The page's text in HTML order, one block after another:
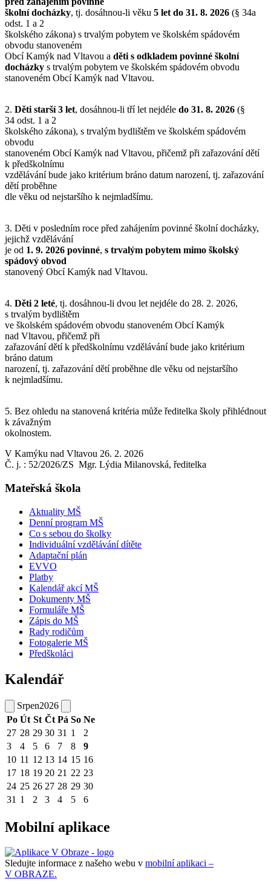
školní docházky, tj. dosáhnou-li věku 5 let do 31. 8. 2026 (§ 34a
odst. 1 a 2
školského zákona) s trvalým pobytem ve školském spádovém
obvodu stanoveném
Obcí Kamýk nad Vltavou a děti s odkladem povinné školní
docházky s trvalým pobytem ve školském spádovém obvodu
stanoveném Obcí Kamýk nad Vltavou.
2. Děti starší 3 let, dosáhnou-li tří let nejdéle do 31. 8. 2026 (§
34 odst. 1 a 2
školského zákona), s trvalým bydlištěm ve školském spádovém
obvodu
stanoveném Obcí Kamýk nad Vltavou, přičemž při zařazování dětí
k předškolnímu
vzdělávání bude jako kritérium bráno datum narození, tj. zařazování
dětí proběhne
dle věku od nejstaršího k nejmladšímu.
3. Děti v posledním roce před zahájením povinné školní docházky,
jejichž vzdělávání
je od 1. 9. 2026 povinné, s trvalým pobytem mimo školský
spádový obvod
stanovený Obcí Kamýk nad Vltavou.
4. Děti 2 leté, tj. dosáhnou-li dvou let nejdéle do 28. 2. 2026,
s trvalým bydlištěm
ve školském spádovém obvodu stanoveném Obcí Kamýk
nad Vltavou, přičemž při
zařazování dětí k předškolnímu vzdělávání bude jako kritérium
bráno datum
narození, tj. zařazování dětí proběhne dle věku od nejstaršího
k nejmladšímu.
5. Bez ohledu na stanovená kritéria může ředitelka školy přihlédnout
k závažným
okolnostem.
V Kamýku nad Vltavou 26. 2. 2026
Č. j. : 52/2026/ZS Mgr. Lýdia Milanovská, ředitelka
Mateřská škola
Aktuality MŠ
Denní program MŠ
Co s sebou do školky
Individuální vzdělávání dítěte
Adaptační plán
EVVO
Platby
Kalendář akcí MŠ
Dokumenty MŠ
Formuláře MŠ
Zápis do MŠ
Rady rodičům
Fotogalerie MŠ
Předškoláci
Kalendář
Srpen2026
Po Út St Čt Pá So Ne
27 28 29 30 31 1
2
3
4 5 6 7 8
9
10 11 12 13 14 15 16
17 18 19 20 21 22 23
24 25 26 27 28 29 30
31 1 2 3 4 5 6
Mobilní aplikace
Sledujte informace z našeho webu v mobilní aplikaci –
V OBRAZE.